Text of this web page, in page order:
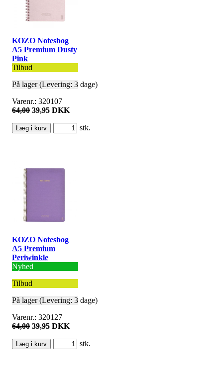
KOZO Notesbog
A5 Premium Dusty
Pink
Tilbud
På lager (Levering: 3 dage)
Varenr.: 320107
64,00 39,95 DKK
stk.
KOZO Notesbog
A5 Premium
Periwinkle
Nyhed
Tilbud
På lager (Levering: 3 dage)
Varenr.: 320127
64,00 39,95 DKK
stk.